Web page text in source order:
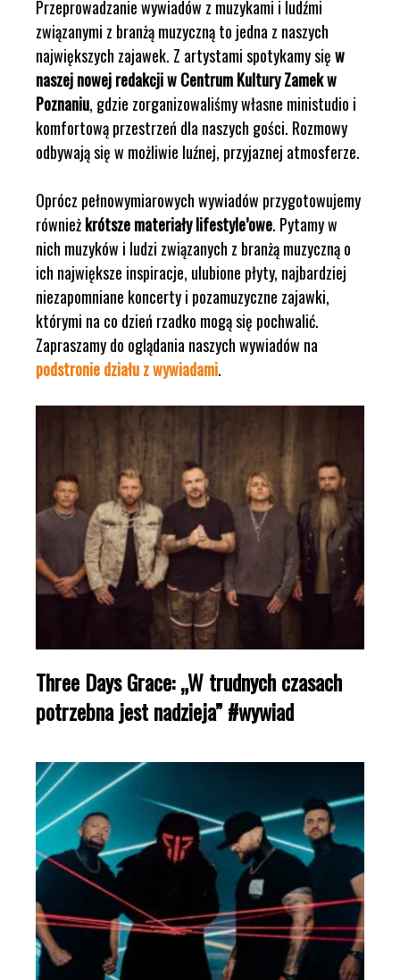
Przeprowadzanie wywiadów z muzykami i ludźmi
związanymi z branżą muzyczną to jedna z naszych
największych zajawek. Z artystami spotykamy sięw
naszej nowej redakcji w Centrum Kultury Zamek w
Poznaniu, gdzie zorganizowaliśmy własne ministudio i
komfortową przestrzeń dla naszych gości. Rozmowy
odbywają się w możliwie luźnej, przyjaznej atmosferze.
Oprócz pełnowymiarowych wywiadów przygotowujemy
równieżkrótsze materiały lifestyle’owe. Pytamy w
nich muzyków i ludzi związanych z branżą muzyczną o
ich największe inspiracje, ulubione płyty, najbardziej
niezapomniane koncerty i pozamuzyczne zajawki,
którymi na co dzień rzadko mogą się pochwalić.
Zapraszamy do oglądania naszych wywiadów na
podstronie działu z wywiadami.
Three Days Grace: „W trudnych czasach
potrzebna jest nadzieja” #wywiad